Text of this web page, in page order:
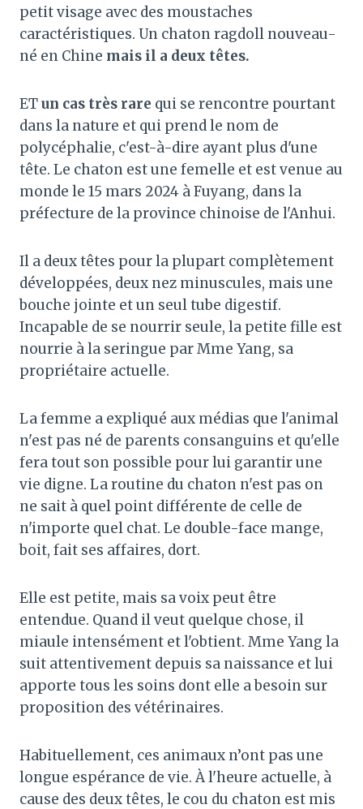
petit visage avec des moustaches
caractéristiques. Un chaton ragdoll nouveau-
né en Chine mais il a deux têtes.
ETun cas très rare qui se rencontre pourtant
dans la nature et qui prend le nom de
polycéphalie, c'est-à-dire ayant plus d'une
tête. Le chaton est une femelle et est venue au
monde le 15 mars 2024 à Fuyang, dans la
préfecture de la province chinoise de l'Anhui.
Il a deux têtes pour la plupart complètement
développées, deux nez minuscules, mais une
bouche jointe et un seul tube digestif.
Incapable de se nourrir seule, la petite fille est
nourrie à la seringue par Mme Yang, sa
propriétaire actuelle.
La femme a expliqué aux médias que l'animal
n'est pas né de parents consanguins et qu'elle
fera tout son possible pour lui garantir une
vie digne. La routine du chaton n'est pas on
ne sait à quel point différente de celle de
n'importe quel chat. Le double-face mange,
boit, fait ses affaires, dort.
Elle est petite, mais sa voix peut être
entendue. Quand il veut quelque chose, il
miaule intensément et l'obtient. Mme Yang la
suit attentivement depuis sa naissance et lui
apporte tous les soins dont elle a besoin sur
proposition des vétérinaires.
Habituellement, ces animaux n’ont pas une
longue espérance de vie. À l'heure actuelle, à
cause des deux têtes, le cou du chaton est mis